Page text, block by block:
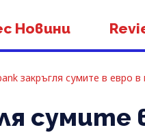
Новини
закръгля сумите в евро в
сумите